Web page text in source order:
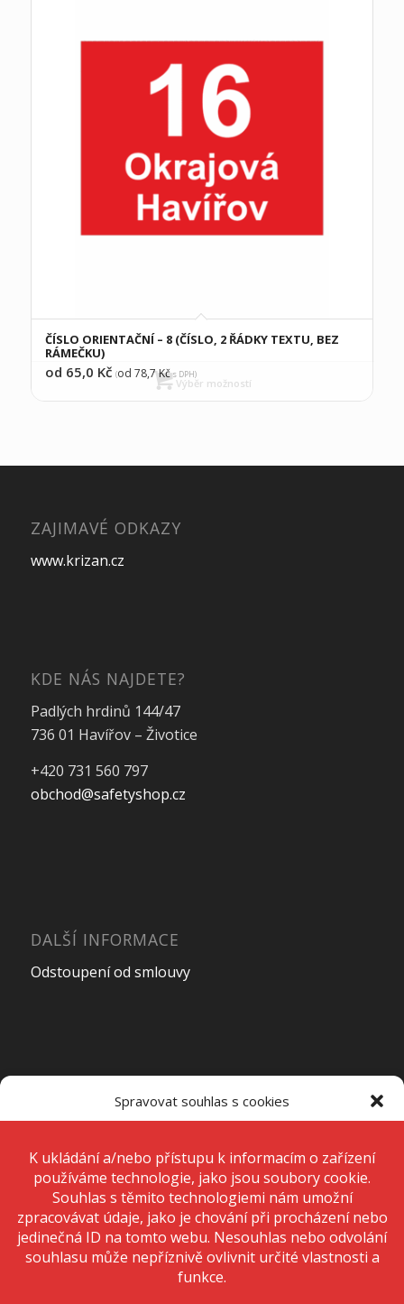
Spravovat souhlas s cookies
technologie, jako jsou soubory cookie. Děláme to, abychom zlepšili
zážitek z prohlížení a zobrazovali personalizované reklamy. Souhlas s
těmito technologiemi nám umožní zpracovávat údaje, jako je chování
při procházení nebo jedinečná ID na tomto webu. Nesouhlas nebo
odvolání souhlasu může nepříznivě ovlivnit určité vlastnosti a funkce.
Přijmout
ČÍSLO ORIENTAČNÍ – 8 (ČÍSLO, 2 ŘÁDKY TEXTU, BEZ
RÁMEČKU)
od 65,0 Kč (od 78,7Kčs DPH)
Výběr možností
ZAJIMAVÉ ODKAZY
www.krizan.cz
KDE NÁS NAJDETE?
Padlých hrdinů 144/47
736 01 Havířov – Životice
+420 731 560 797
obchod@safetyshop.cz
DALŠÍ INFORMACE
Odstoupení od smlouvy
Pondělí – Pátek7:00 – 15:00
SobotaZavřeno
Neděle Zavřeno